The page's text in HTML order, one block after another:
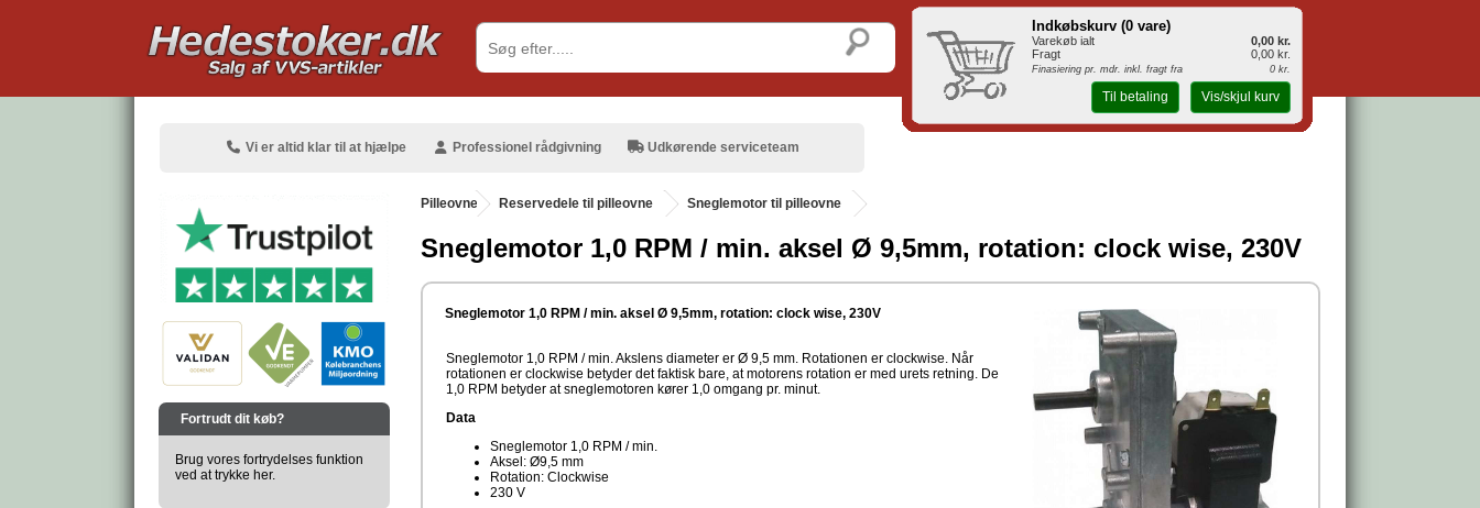
Vi er altid klar til at hjælpe Professionel rådgivning Udkørende serviceteam
Fortrudt dit køb?
Brug vores fortrydelses funktion
ved at trykke her.
Pilleovne . Reservedele til pilleovne Sneglemotor til pilleovne
Sneglemotor 1,0 RPM / min. aksel Ø 9,5mm, rotation: clock wise, 230V
Sneglemotor 1,0 RPM / min. aksel Ø 9,5mm, rotation: clock wise, 230V
Sneglemotor 1,0 RPM / min. Akslens diameter er Ø 9,5 mm. Rotationen er clockwise. Når
rotationen er clockwise betyder det faktisk bare, at motorens rotation er med urets retning. De
1,0 RPM betyder at sneglemotoren kører 1,0 omgang pr. minut.
Data
Sneglemotor 1,0 RPM / min.
Aksel: Ø9,5 mm
Rotation: Clockwise
230 V
Indkøbskurv (0 vare)
Varekøb ialt
0,00 kr.
Fragt
0,00 kr.
Finasiering pr. mdr. inkl. fragt fra 0 kr.
Til betaling Vis/skjul kurv